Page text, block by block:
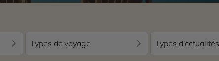
Types de voyage Types d'actualités